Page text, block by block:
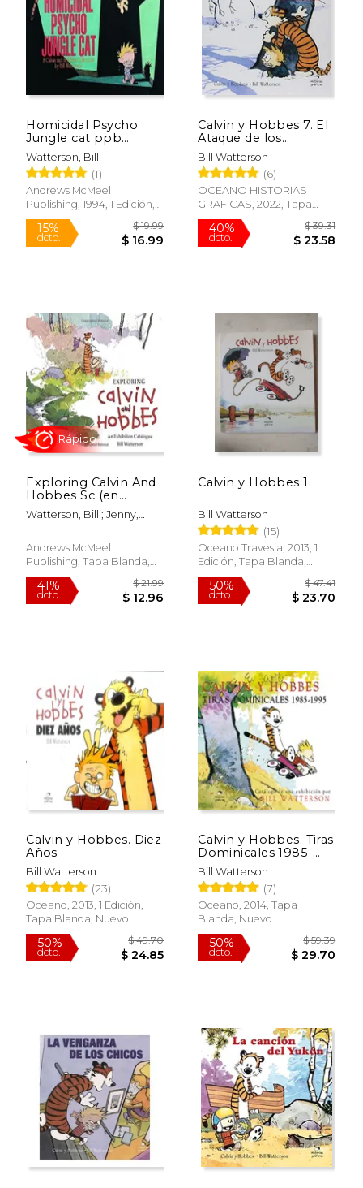
$ 14.44 $
15%
dcto. $ 16.99 dcto.
Homicidal Psycho
Jungle cat ppb
(Calvin and Hobbes)
(en Inglés)
Watterson, Bill
(1)
Andrews McMeel
Publishing, 1994, 1 Edición,
Tapa Blanda, Nuevo
15%
dcto. $ 16.99
Calvin y Hobbes 7. El
Ataque de los
Monstruos Mutantes
de Nieve - Bill
Watterson - Libro
Físico
Bill Watterson
(6)
OCEANO HISTORIAS
GRAFICAS, 2022, Tapa
Blanda, Nuevo
40%
dcto.
Exploring Calvin And
Hobbes Sc (en
Inglés)
Watterson, Bill ; Jenny,
Andrews McMeel
Publishing, Tapa Blanda,
Nuevo
Rápido
Calvin y Hobbes 1
Bill Watterson
(15)
Oceano Travesia, 2013, 1
Edición, Tapa Blanda,
Nuevo
Calvin y Hobbes. Diez
Años
Bill Watterson
(23)
Oceano, 2013, 1 Edición,
Tapa Blanda, Nuevo
Calvin y Hobbes. Tiras
Dominicales 1985-
1995 (Edición
Bilingüe)
Bill Watterson
(7)
Oceano, 2014, Tapa
Blanda, Nuevo